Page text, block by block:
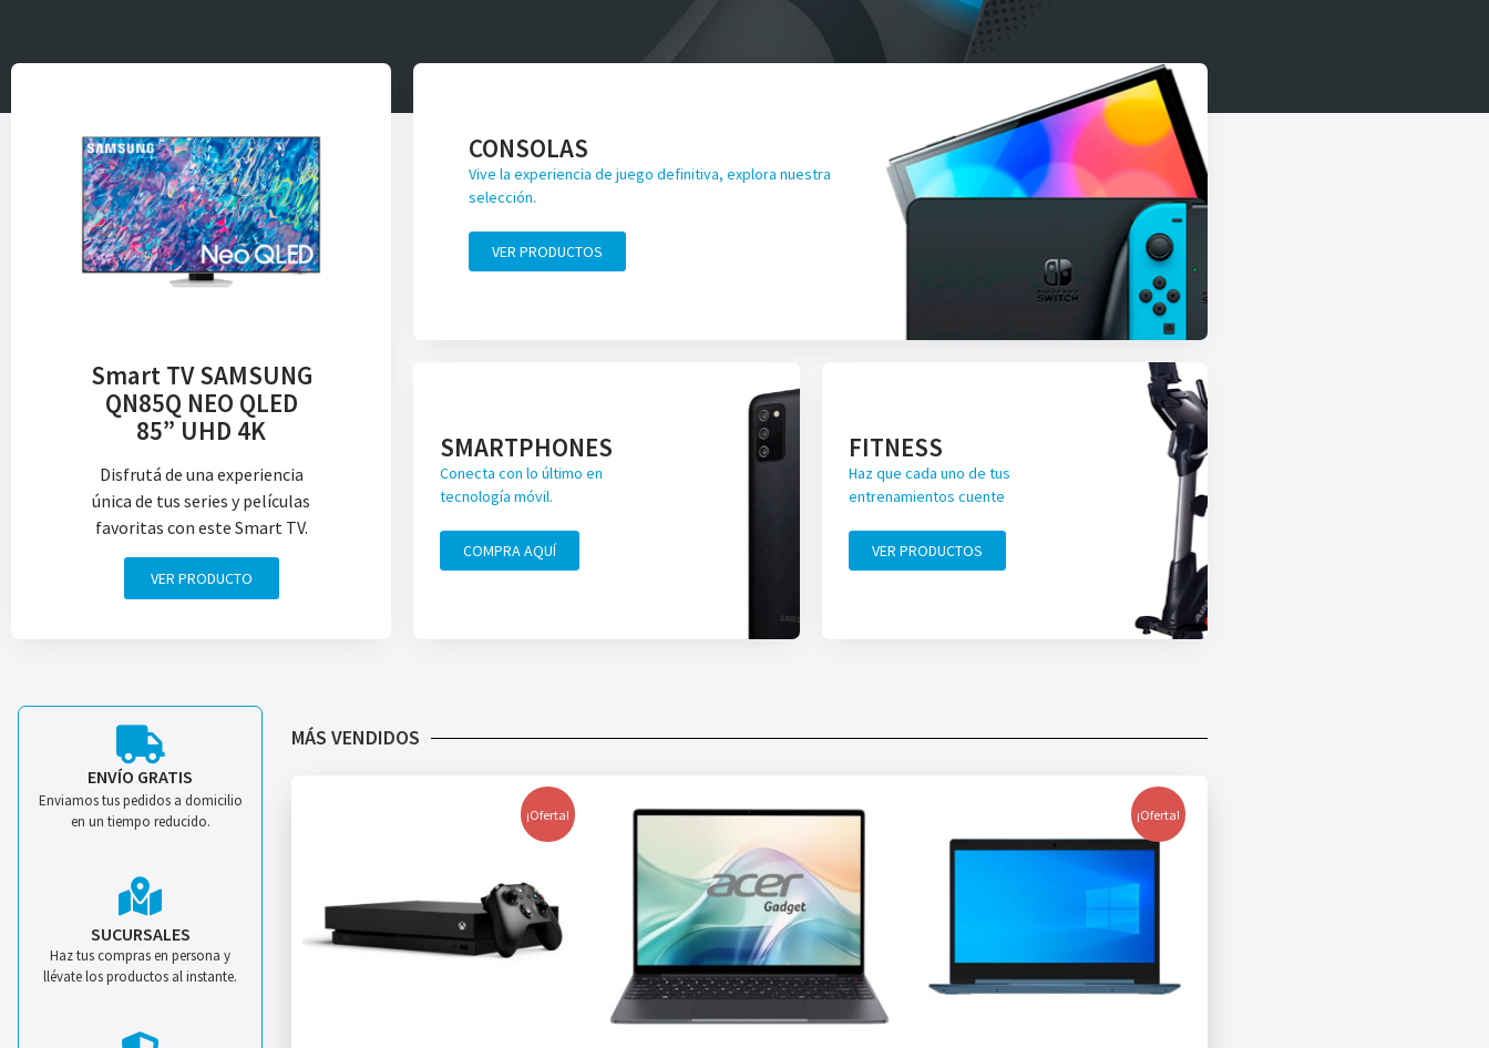
Smart TV SAMSUNG
QN85Q NEO QLED
85” UHD 4K
Disfrutá de una experiencia
única de tus series y películas
favoritas con este Smart TV.
VER PRODUCTO
CONSOLAS
Vive la experiencia de juego definitiva, explora nuestra
selección.
VER PRODUCTOS
SMARTPHONES
Conecta con lo último en
tecnología móvil.
COMPRA AQUÍ
FITNESS
Haz que cada uno de tus
entrenamientos cuente
VER PRODUCTOS
ENVÍO GRATIS
Enviamos tus pedidos a domicilio
en un tiempo reducido.
SUCURSALES
Haz tus compras en persona y
llévate los productos al instante.
MÁS VENDIDOS
¡Oferta! ¡Oferta!